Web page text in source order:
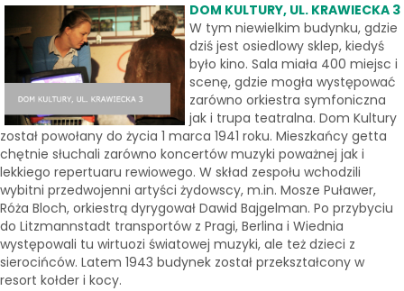
DOM KULTURY, UL. KRAWIECKA 3
W tym niewielkim budynku, gdzie
dziś jest osiedlowy sklep, kiedyś
było kino. Sala miała 400 miejsc i
scenę, gdzie mogła występować
zarówno orkiestra symfoniczna
jak i trupa teatralna. Dom Kultury
został powołany do życia 1 marca 1941 roku. Mieszkańcy getta
chętnie słuchali zarówno koncertów muzyki poważnej jak i
lekkiego repertuaru rewiowego. W skład zespołu wchodzili
wybitni przedwojenni artyści żydowscy, m.in. Mosze Puławer,
Róża Bloch, orkiestrą dyrygował Dawid Bajgelman. Po przybyciu
do Litzmannstadt transportów z Pragi, Berlina i Wiednia
występowali tu wirtuozi światowej muzyki, ale też dzieci z
sierocińców. Latem 1943 budynek został przekształcony w
resort kołder i kocy.